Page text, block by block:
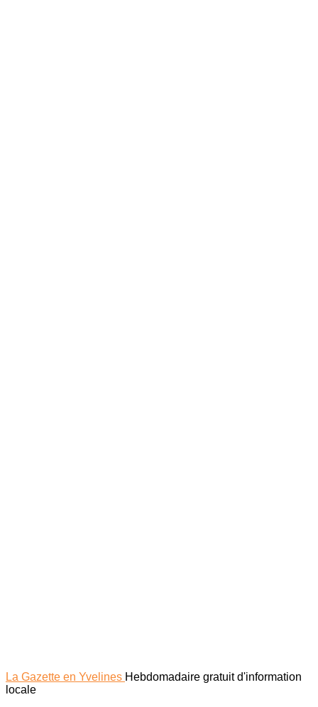
La Gazette en Yvelines Hebdomadaire gratuit d'information
locale